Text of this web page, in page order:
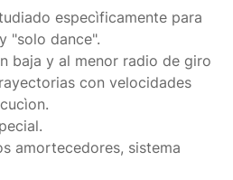
especìficamente para
"solo dance".
baja y al menor radio de giro
con velocidades
amortecedores, sistema